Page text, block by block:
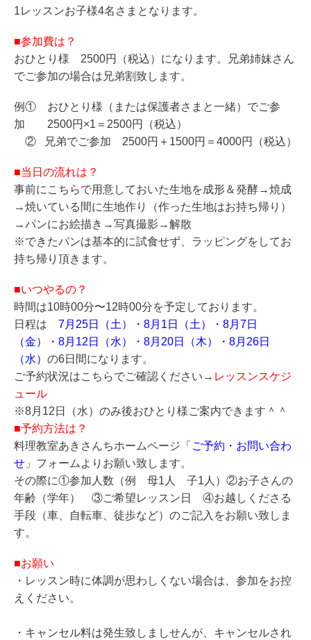
1レッスンお子様4名さまとなります。
■参加費は？
おひとり様 2500円（税込）になります。兄弟姉妹さん
でご参加の場合は兄弟割致します。
例① おひとり様（または保護者さまと一緒）でご参
加 2500円×1＝2500円（税込）
② 兄弟でご参加 2500円＋1500円＝4000円（税込）
■当日の流れは？
事前にこちらで用意しておいた生地を成形＆発酵→焼成
→焼いている間に生地作り（作った生地はお持ち帰り）
→パンにお絵描き→写真撮影→解散
※できたパンは基本的に試食せず、ラッピングをしてお
持ち帰り頂きます。
■いつやるの？
時間は10時00分〜12時00分を予定しております。
日程は 7月25日（土）・8月1日（土）・8月7日
（金）・8月12日（水）・8月20日（木）・8月26日
（水） の6日間になります。
ご予約状況はこちらでご確認ください→ レッスンスケジ
ュール
※8月12日（水）のみ後おひとり様ご案内できます＾＾
■予約方法は？
料理教室あきさんちホームページ「 ご予約・お問い合わ
せ 」フォームよりお願い致します。
その際に①参加人数（例 母1人 子1人）②お子さんの
年齢（学年） ③ご希望レッスン日 ④お越しくださる
手段（車、自転車、徒歩など）のご記入をお願い致しま
す。
■お願い
・レッスン時に体調が思わしくない場合は、参加をお控
えください。
・キャンセル料は発生致しましせんが、キャンセルされ